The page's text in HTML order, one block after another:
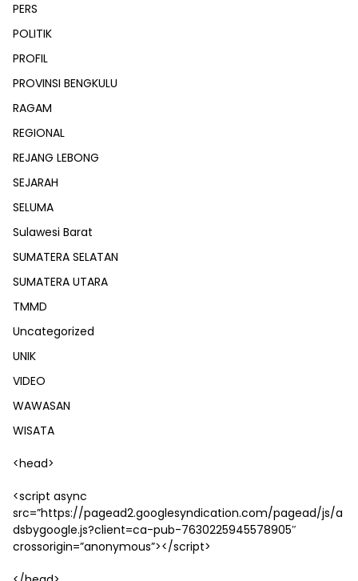
PERS
POLITIK
PROFIL
PROVINSI BENGKULU
RAGAM
REGIONAL
REJANG LEBONG
SEJARAH
SELUMA
Sulawesi Barat
SUMATERA SELATAN
SUMATERA UTARA
TMMD
Uncategorized
UNIK
VIDEO
WAWASAN
WISATA
<head>
<script async
src=”https://pagead2.googlesyndication.com/pagead/js/a
dsbygoogle.js?client=ca-pub-7630225945578905″
crossorigin=”anonymous”></script>